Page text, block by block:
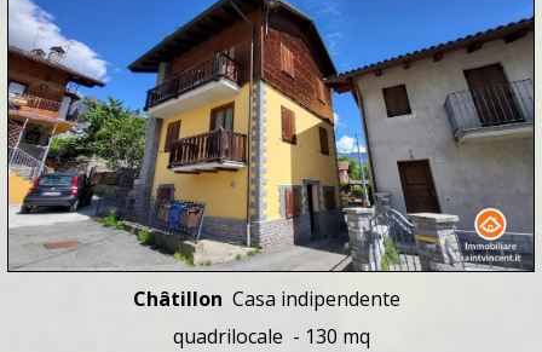
Châtillon Casa indipendente
quadrilocale - 130 mq